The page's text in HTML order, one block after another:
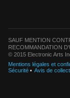
SAUF MENTION
RECOMMANDATION
© 2015 Electronic Arts
Mentions légales et
Sécurité
Avis de